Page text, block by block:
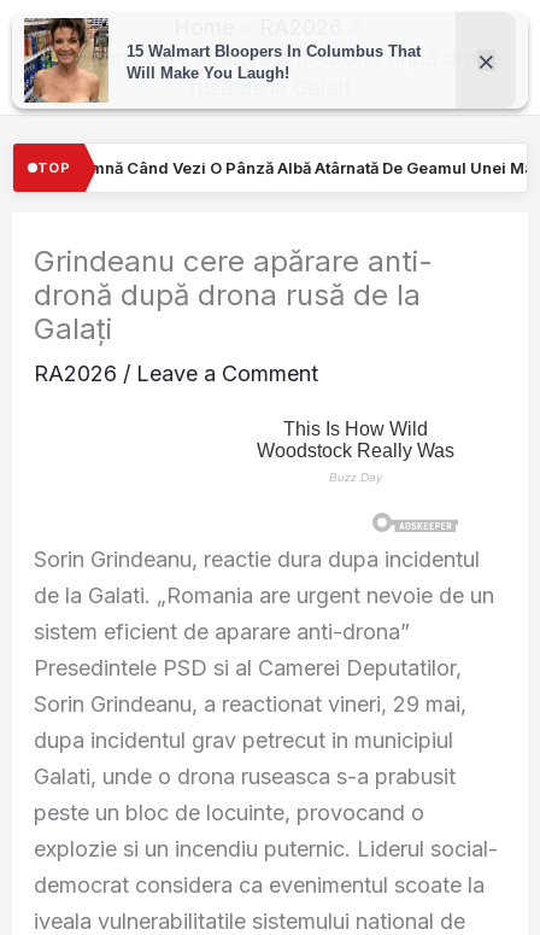
Skip
content
Grindeanu cere apărare anti-dronă după drona
rusă de la Galați
TOP
Pânză Albă Atârnată De Geamul Unei Mașini. Semnalul…
Grindeanu cere apărare anti-
dronă după drona rusă de la
Galați
RA2026 / Leave a Comment
Sorin Grindeanu, reactie dura dupa incidentul
de la Galati. „Romania are urgent nevoie de un
sistem eficient de aparare anti-drona”
Presedintele PSD si al Camerei Deputatilor,
Sorin Grindeanu, a reactionat vineri, 29 mai,
dupa incidentul grav petrecut in municipiul
Galati, unde o drona ruseasca s-a prabusit
peste un bloc de locuinte, provocand o
explozie si un incendiu puternic. Liderul social-
democrat considera ca evenimentul scoate la
iveala vulnerabilitatile sistemului national de